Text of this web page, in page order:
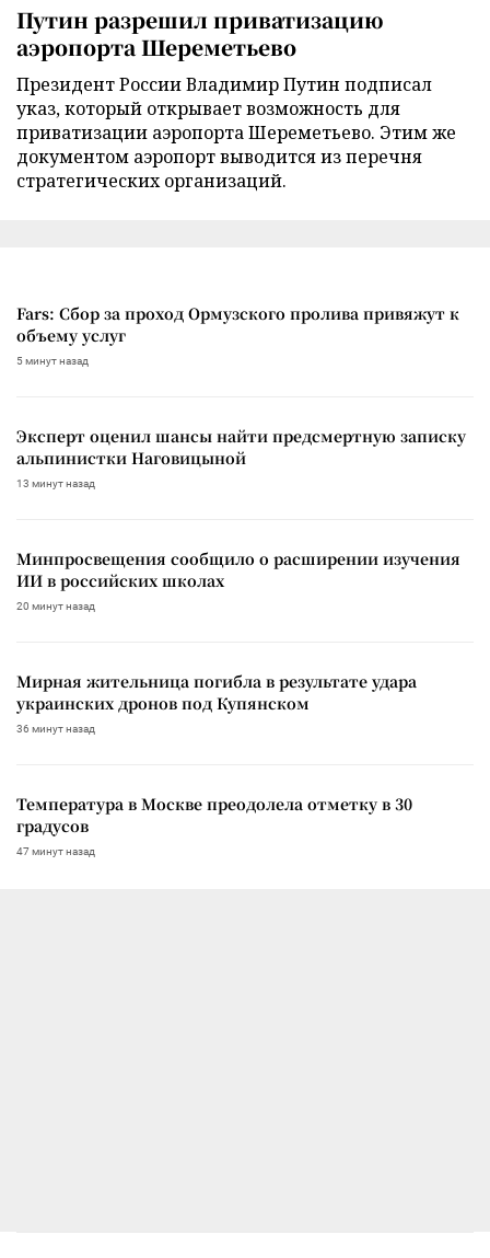
Путин разрешил приватизацию
аэропорта Шереметьево
Президент России Владимир Путин подписал
указ, который открывает возможность для
приватизации аэропорта Шереметьево. Этим же
документом аэропорт выводится из перечня
стратегических организаций.
Fars: Сбор за проход Ормузского пролива привяжут к
объему услуг
5 минут назад
Эксперт оценил шансы найти предсмертную записку
альпинистки Наговицыной
13 минут назад
Минпросвещения сообщило о расширении изучения
ИИ в российских школах
20 минут назад
Мирная жительница погибла в результате удара
украинских дронов под Купянском
36 минут назад
Температура в Москве преодолела отметку в 30
градусов
47 минут назад